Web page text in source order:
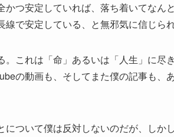
つ安定していれば、落ち着いてなん
で安定している、と無邪気に信じら
これは「命」あるいは「人生」に尽
の動画も、そしてまた僕の記事も、
ついて僕は反対しないのだが、しかし